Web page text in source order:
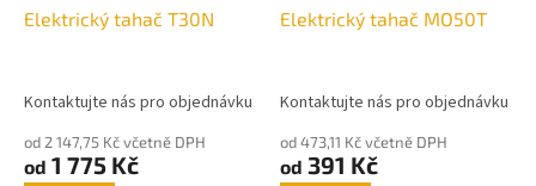
Elektrický tahač T30N
Kontaktujte nás pro objednávku
od 2 147,75 Kč včetně DPH
od 1 775 Kč
Elektrický tahač MO50T
Kontaktujte nás pro objednávku
od 473,11 Kč včetně DPH
od 391 Kč